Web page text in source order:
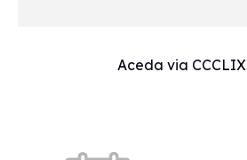
Aceda via CCCLIX